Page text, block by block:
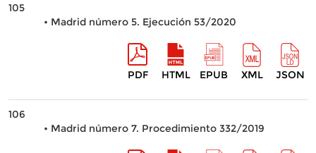
105
• Madrid número 5. Ejecución 53/2020
PDF HTML EPUB XML JSON
106
• Madrid número 7. Procedimiento 332/2019